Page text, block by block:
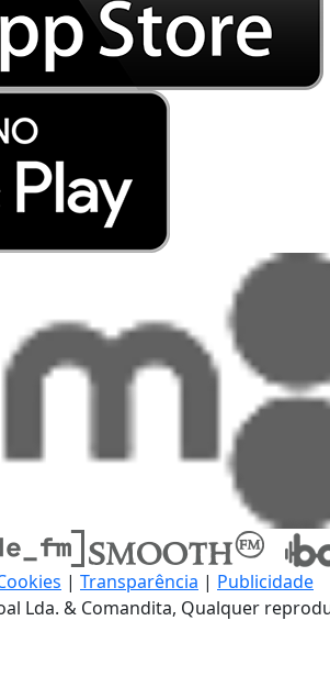
| Transparência | Publicidade
Lda. & Comandita, Qualquer